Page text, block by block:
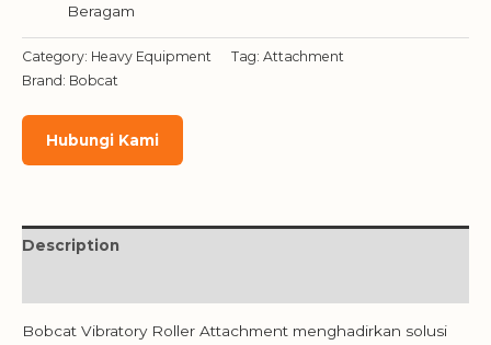
Beragam
Category: Heavy Equipment Tag: Attachment
Brand: Bobcat
Hubungi Kami
Description
Bobcat Vibratory Roller Attachment menghadirkan solusi